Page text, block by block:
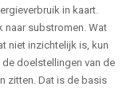
in kaart.
naar substromen. Wat
niet inzichtelijk is, kun
doelstellingen van de
zitten. Dat is de basis